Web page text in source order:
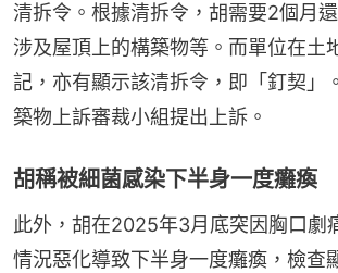
清拆令。根據清拆令，胡需要2個月
涉及屋頂上的構築物等。而單位在土
記，亦有顯示該清拆令，即「釘契」
築物上訴審裁小組提出上訴。
胡稱被細菌感染下半身一度癱瘓
此外，胡在2025年3月底突因胸口劇
情況惡化導致下半身一度癱瘓，檢查